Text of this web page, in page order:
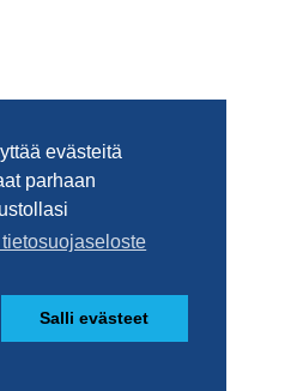
evästeitä
parhaan
Salli evästeet